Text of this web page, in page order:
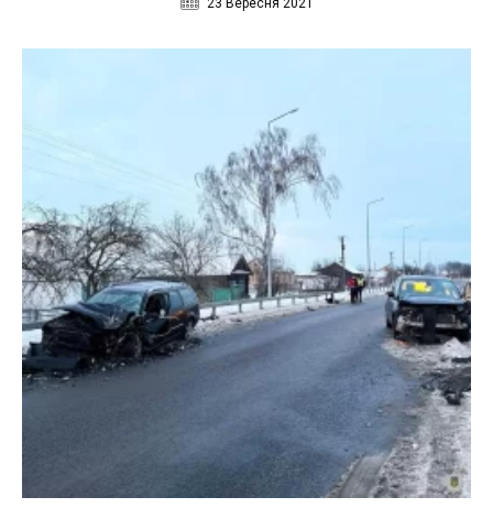
23 Вересня 2021